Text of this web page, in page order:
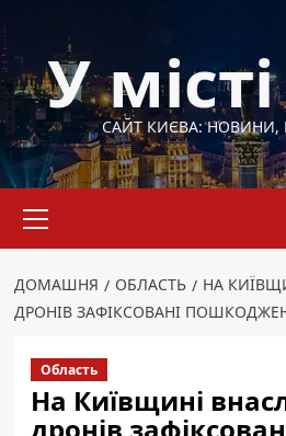
до
вмістуУ САЙТ КИЄВА: НОВИНИ,
меню
ДОМАШНЯ ОБЛАСТЬ
НА
ДРОНІВ ЗАФІКСОВАНІ
Область
На Київщині